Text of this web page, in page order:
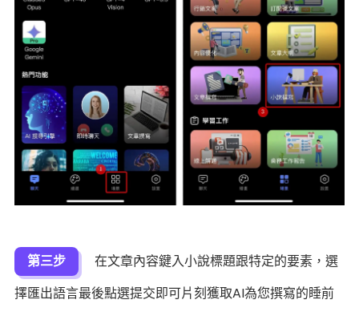
第三步
在文章內容鍵入小說標題跟特定的要素，選
擇匯出語言最後點選提交即可片刻獲取AI為您撰寫的睡前